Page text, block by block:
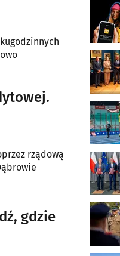
rządową
gdzie